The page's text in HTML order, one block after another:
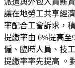
讓在地勞工共享經
率配合工會訴求，
提繳率由 6%提高
僱、臨時人員、技
提繳率率先提高 。